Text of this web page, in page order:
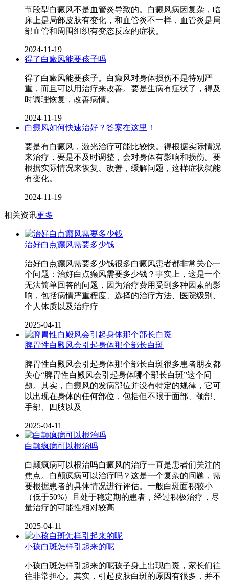
节段型白癜风不是血管炎导致的。白癜风病因复杂，临
床上是局部皮肤有变化，和血管炎不一样，血管炎是局
部血管和周围组织有变态反应的症状。
2024-11-19
得了白癜风能要孩子吗
得了白癜风能要孩子。白癜风对身体损伤不是特别严
重，而且可以用治疗来改善。要是生病有症状了，得及
时调理恢复，改善病情。
2024-11-19
白癜风如何快速治好？答案在这里！
要是有白癜风，激光治疗可能比较快。得根据实际情况
来治疗，要是不及时调整，会对身体有影响和损伤。要
根据实际情况来恢复、改善，缓解问题，这样症状就能
有变化。
2024-11-19
相关资讯更多
治好白点癫风需要多少钱
治好白点癫风需要多少钱很多白癜风患者都非常关心一
个问题：治好白点癫风需要多少钱？事实上，这是一个
无法简单回答的问题，因为治疗费用受到多种因素的影
响，包括病情严重程度、选择的治疗方法、医院级别、
个人体质以及治疗疗
2025-04-11
脾胃性白殿风会引起身体那个部长白斑
脾胃性白殿风会引起身体那个部长白斑很多患者朋友都
关心“脾胃性白殿风会引起身体哪个部长白斑”这个问
题。其实，白癜风的发病部位并没有特定的规律，它可
以出现在身体的任何部位，包括但不限于面部、颈部、
手部、四肢以及
2025-04-11
白颠疯病可以根治吗
白颠疯病可以根治吗白癜风的治疗一直是患者们关注的
焦点。白颠疯病可以治疗吗？这是一个复杂的问题，需
要根据患者的具体情况进行评估。一般白斑面积较小
（低于50%）且处于稳定期的患者，经过积极治疗，尽
量治疗的可能性相对较高
2025-04-11
小孩白斑怎样引起来的呢
小孩白斑怎样引起来的呢孩子身上出现白斑，家长们往
往非常担心。其实，引起皮肤白斑的原因有很多，并不